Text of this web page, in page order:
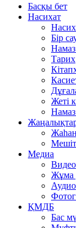
Басқы бет
Насихат
Бір
Тарих
Жеті
Намаз
Медиа
Видео
Жұма
Аудио
ҚМДБ
Бас